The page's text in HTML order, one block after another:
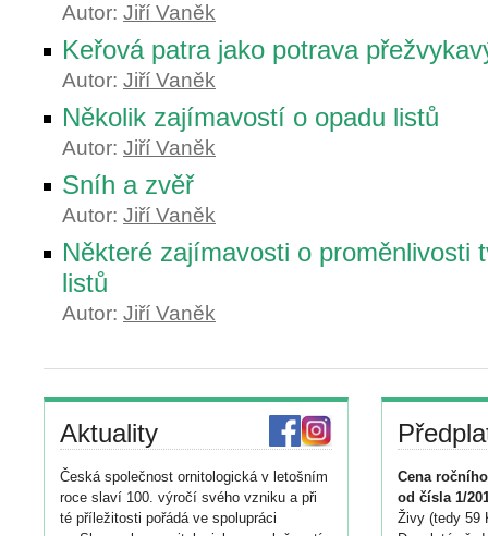
Autor: Jiří Vaněk
Keřová patra jako potrava
Autor: Jiří Vaněk
Několik zajímavostí o opadu listů
Autor: Jiří Vaněk
Sníh a zvěř
Autor: Jiří Vaněk
Některé zajímavosti o proměnlivosti
listů
Autor: Jiří Vaněk
Aktuality
Česká společnost ornitologická v letošním
roce slaví 100. výročí svého vzniku a při
té příležitosti pořádá ve spolupráci
Cena
od čísla 1/
Živy (tedy 59